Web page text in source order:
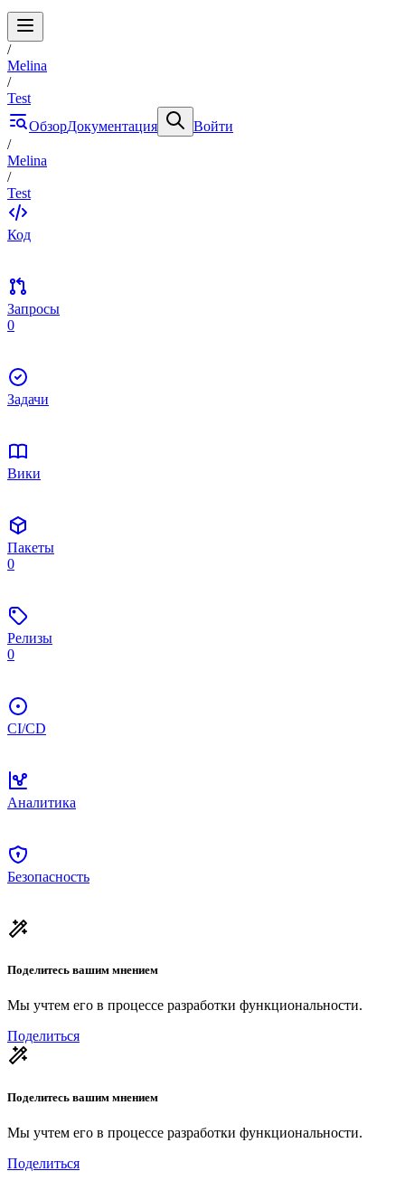
/
Melina
/
Test
ОбзорДокументация
Войти
/
Melina
/
Test
Код
Запросы
0
Задачи
Вики
Пакеты
0
Релизы
0
CI/CD
Аналитика
Безопасность
Поделитесь вашим мнением
Мы учтем его в процессе разработки функциональности.
Поделиться
Поделитесь вашим мнением
Мы учтем его в процессе разработки функциональности.
Поделиться